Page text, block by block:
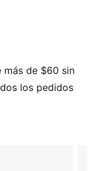
el inconfundible
en un icono.
de cortes
Cat
actitud. Los
en
en los
más de $60 sin
los pedidos